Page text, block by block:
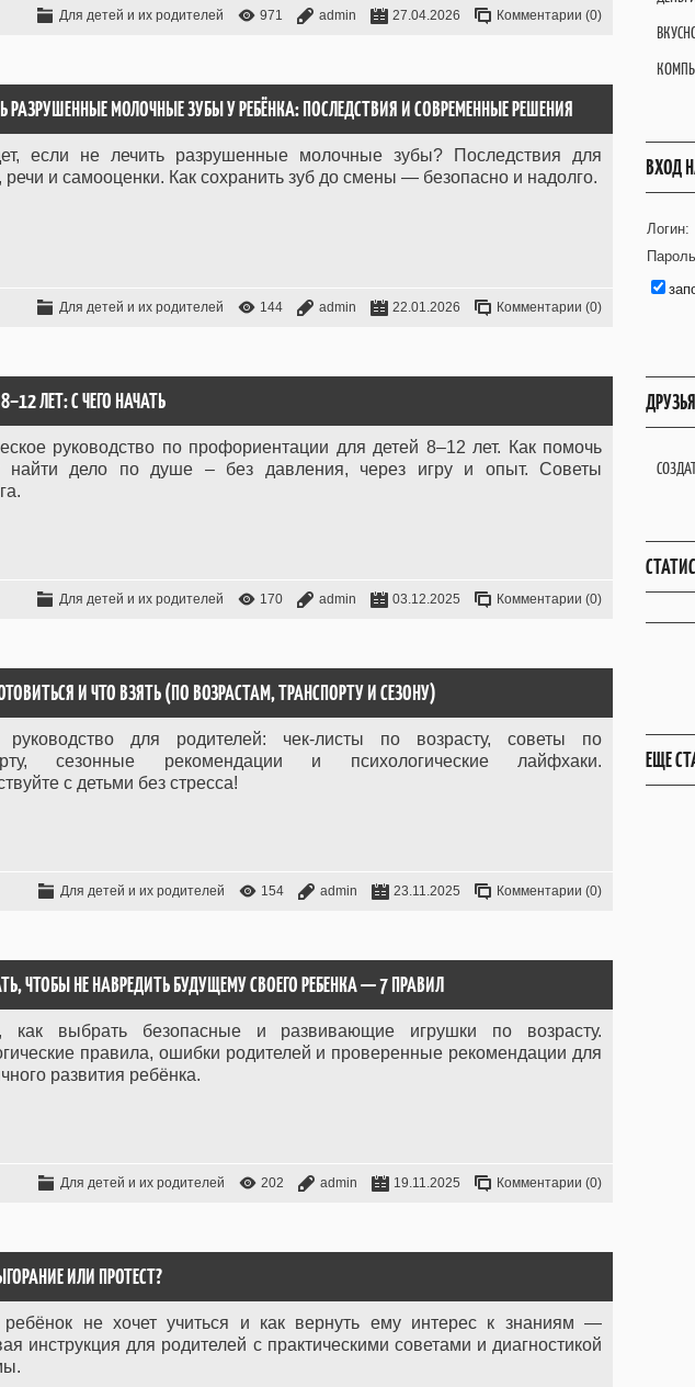
Для детей и их родителей 971 admin 27.04.2026 Комментарии (0)
РАЗРУШЕННЫЕ МОЛОЧНЫЕ ЗУБЫ У РЕБЁНКА: ПОСЛЕДСТВИЯ И СОВРЕМЕННЫЕ РЕШЕНИЯ
если не лечить разрушенные молочные зубы? Последствия для
речи и самооценки. Как сохранить зуб до смены — безопасно и надолго.
Для детей и их родителей 144 admin 22.01.2026 Комментарии (0)
ЛЕТ: С ЧЕГО НАЧАТЬ
руководство по профориентации для детей 8–12 лет. Как помочь
найти дело по душе – без давления, через игру и опыт. Советы
Для детей и их родителей 170 admin 03.12.2025 Комментарии (0)
И ЧТО ВЗЯТЬ (ПО ВОЗРАСТАМ, ТРАНСПОРТУ И СЕЗОНУ)
руководство для родителей: чек-листы по возрасту, советы по
сезонные рекомендации и психологические лайфхаки.
с детьми без стресса!
Для детей и их родителей 154 admin 23.11.2025 Комментарии (0)
ЧТОБЫ НЕ НАВРЕДИТЬ БУДУЩЕМУ СВОЕГО РЕБЕНКА — 7 ПРАВИЛ
как выбрать безопасные и развивающие игрушки по возрасту.
правила, ошибки родителей и проверенные рекомендации для
развития ребёнка.
Для детей и их родителей 202 admin 19.11.2025 Комментарии (0)
ИЛИ ПРОТЕСТ?
не хочет учиться и как вернуть ему интерес к знаниям —
инструкция для родителей с практическими советами и диагностикой
ВХОД
Логин:
ЕЩЕ